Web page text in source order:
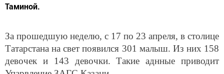
Таминой.
За прошедшую неделю, с 17 по 23 апреля, в столице
Татарстана на свет появился 301 малыш. Из них 158
девочек и 143 девочки. Такие аднные приводит